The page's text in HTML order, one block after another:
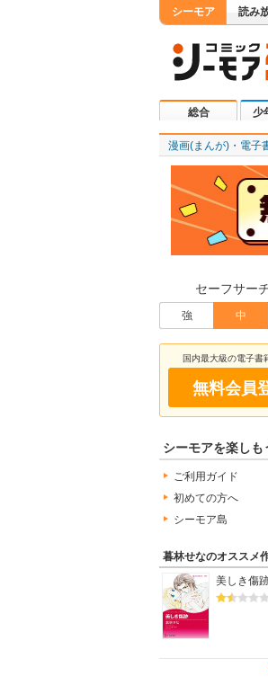
シーモア 読み
総合 少
漫画(まんが)・電子
セーフサー
強 中
国内最大級の電子書
無料会員
シーモアを楽しも
ご利用ガイド
初めての方へ
シーモア島
暮林せなのオススメ
美しき傷